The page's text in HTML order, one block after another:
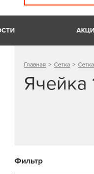
Главная Сетка
Ячейка
Фильтр